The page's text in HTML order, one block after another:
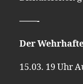
——-
Der
15.03. 19 Uhr